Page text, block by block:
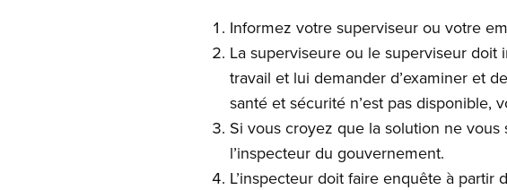
Informez votre superviseur ou votre
La superviseure ou le superviseur
travail et lui demander d’examiner et
santé et sécurité n’est pas disponible,
Si vous croyez que la solution ne
l’inspecteur du gouvernement.
L’inspecteur doit faire enquête à